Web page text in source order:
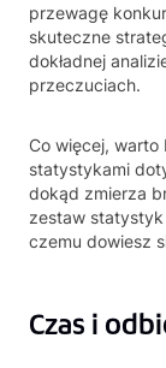
przewagę
skuteczne
dokładnej
przeczuciach.
Co więcej,
statystykami
dokąd zmierza
zestaw
czemu dowiesz
Czas i